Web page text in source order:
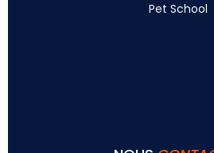
Pet School